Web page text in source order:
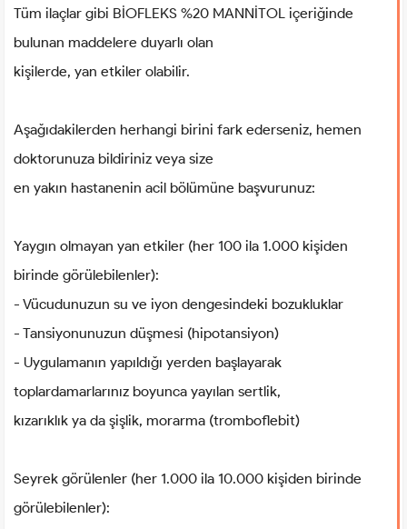
Tüm ilaçlar gibi BİOFLEKS %20 MANNİTOL içeriğinde
bulunan maddelere duyarlı olan
kişilerde, yan etkiler olabilir.
Aşağıdakilerden herhangi birini fark ederseniz, hemen
doktorunuza bildiriniz veya size
en yakın hastanenin acil bölümüne başvurunuz:
Yaygın olmayan yan etkiler (her 100 ila 1.000 kişiden
birinde görülebilenler):
- Vücudunuzun su ve iyon dengesindeki bozukluklar
- Tansiyonunuzun düşmesi (hipotansiyon)
- Uygulamanın yapıldığı yerden başlayarak
toplardamarlarınız boyunca yayılan sertlik,
kızarıklık ya da şişlik, morarma (tromboflebit)
Seyrek görülenler (her 1.000 ila 10.000 kişiden birinde
görülebilenler):